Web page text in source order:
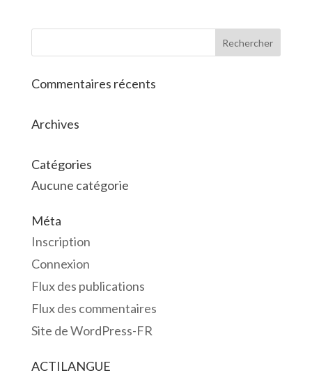
Commentaires récents
Archives
Catégories
Aucune catégorie
Méta
Inscription
Connexion
Flux des publications
Flux des commentaires
Site de WordPress-FR
ACTILANGUE